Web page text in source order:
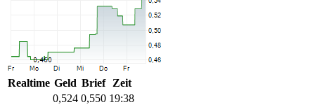
Realtime Geld Brief
Zeit
0,524 0,550 19:38